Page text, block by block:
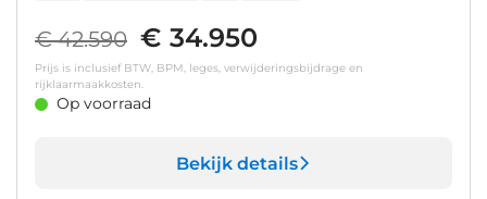
€ 42.590 € 34.950
Prijs is inclusief BTW, BPM, leges, verwijderingsbijdrage en
rijklaarmaakkosten.
Op voorraad
Bekijk details